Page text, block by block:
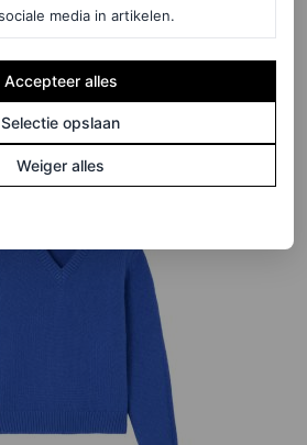
knit
media in artikelen.
Accepteer alles
Selectie opslaan
Weiger alles